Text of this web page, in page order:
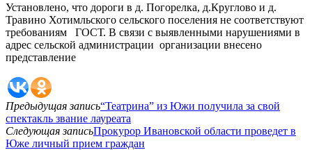
Установлено, что дороги в д. Погорелка, д.Круглово и д.
Травино Хотимльского сельского поселения не соответствуют
требованиям ГОСТ. В связи с выявленными нарушениями в
адрес сельской администрации организации внесено
представление
Предыдущая запись“Театрина” из Южи получила за свой
спектакль звание лауреата
Следующая записьПрокурор Ивановской области проведет в
Юже личный прием граждан